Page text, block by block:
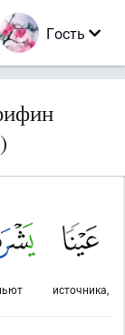
Гость
источника,